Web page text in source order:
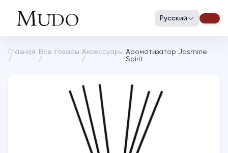
Русский
Главная
/
Все товары
/
Аксессуары
/
Ароматизатор Jasmine
Spirit